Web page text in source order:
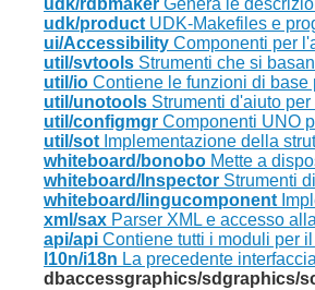
udk/rdbmaker Genera le
udk/product UDK-Makefiles e
ui/Accessibility Componenti per
util/svtools Strumenti che si
util/io Contiene le funzioni di base
util/unotools Strumenti d'aiuto
util/configmgr Componenti UNO
util/sot Implementazione della
whiteboard/bonobo Mette a
whiteboard/Inspector Strumenti
whiteboard/lingucomponent
xml/sax Parser XML e accesso
api/api Contiene tutti i moduli per
l10n/i18n La precedente
dbaccessgraphics/sdgraphics/